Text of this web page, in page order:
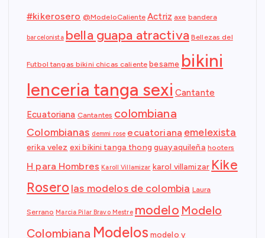
#kikerosero @ModeloCaliente Actriz axe bandera
barcelonista bella guapa atractiva Bellezas del
Futbol tangas bikini chicas caliente besame bikini
lenceria tanga sexi Cantante
Ecuatoriana Cantantes colombiana
Colombianas demmi rose ecuatoriana emelexista
erika velez exi bikini tanga thong guayaquileña hooters
H para Hombres Karoll Villamizar karol villamizar Kike
Rosero las modelos de colombia Laura
Serrano Marcia Pilar Bravo Mestre modelo Modelo
Colombiana Modelos modelo y